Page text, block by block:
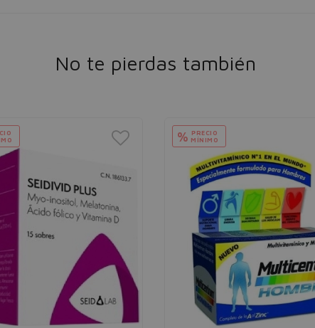
No te pierdas también
% PRECIO
MÍNIMO